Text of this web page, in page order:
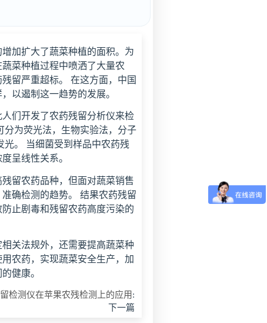
加扩大了蔬菜种植的面积。为
菜种植过程中喷洒了大量农
留严重超标。 在这方面，中国
以遏制这一趋势的发展。
们开发了农药残留分析仪来检
分为荧光法，生物实验法，分子
光。 当细菌受到样品中农药残
呈线性关系。
留农药品种，但面对蔬菜销售
确检测的趋势。 结果农药残留
止剧毒和残留农药高度污染的
关法规外，还需要提高蔬菜种
农药，实现蔬菜安全生产，加
健康。
检测仪在苹果农残检测上的应用:
下一篇